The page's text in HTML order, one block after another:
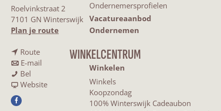
Ondernemersprofielen
Vacatureaanbod
Ondernemen
WINKELCENTRUM
Winkelen
Winkels
Koopzondag
100% Winterswijk Cadeaubon
Roelvinkstraat 2
7101 GN Winterswijk
Plan je routen
Routen
a
r
E-mail
a
Bel
o
Websitev
F